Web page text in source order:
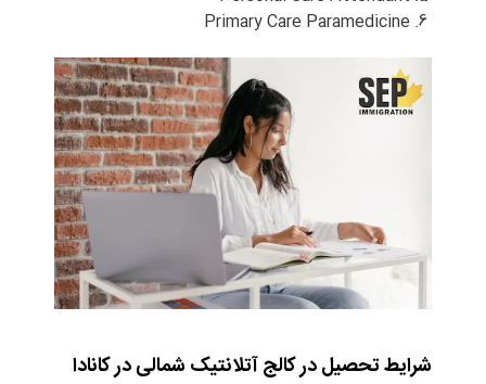
Primary Care Paramedicine
شرایط تحصیل در کالج آتلانتیک شمالی در کانادا